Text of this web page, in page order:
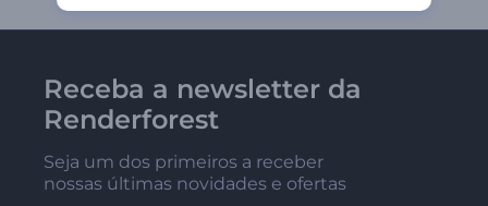
Receba a newsletter da
Renderforest
Seja um dos primeiros a receber
nossas últimas novidades e ofertas